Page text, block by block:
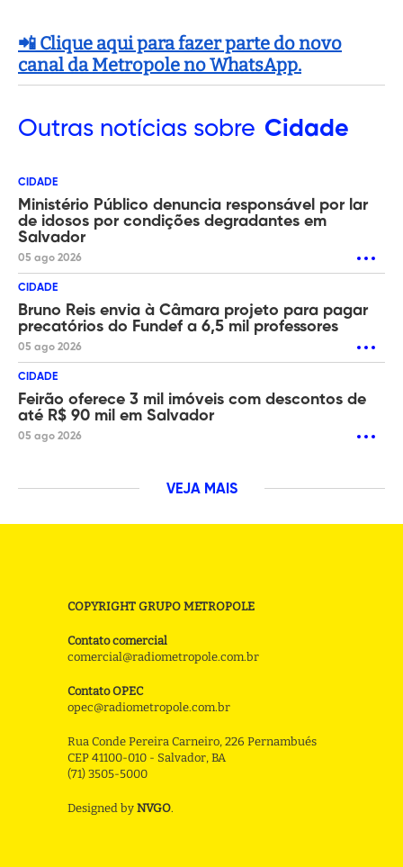
📲 Clique aqui para fazer parte do novo
canal da Metropole no WhatsApp.
Outras notícias sobre Cidade
CIDADE
Ministério Público denuncia responsável por lar
de idosos por condições degradantes em
Salvador
05 ago 2026
CIDADE
Bruno Reis envia à Câmara projeto para pagar
precatórios do Fundef a 6,5 mil professores
05 ago 2026
CIDADE
Feirão oferece 3 mil imóveis com descontos de
até R$ 90 mil em Salvador
05 ago 2026
VEJA MAIS
COPYRIGHT GRUPO METROPOLE
Contato comercial
comercial@radiometropole.com.br
Contato OPEC
opec@radiometropole.com.br
Rua Conde Pereira Carneiro, 226 Pernambués
CEP 41100-010 - Salvador, BA
(71) 3505-5000
Designed by NVGO.